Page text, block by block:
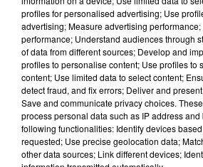
Alouette vous
Futuroscope
Le Duel -
profiles for personalised advertising; Use
advertising; Measure advertising
performance; Understand audiences through
of data from different sources; Develop and
profiles to personalise content; Use profiles to
content; Use limited data to select content;
detect fraud, and fix errors; Deliver and
Save and communicate privacy choices.
process personal data such as IP address
following functionalities: Identify devices
requested; Use precise geolocation data;
other data sources; Link different devices;